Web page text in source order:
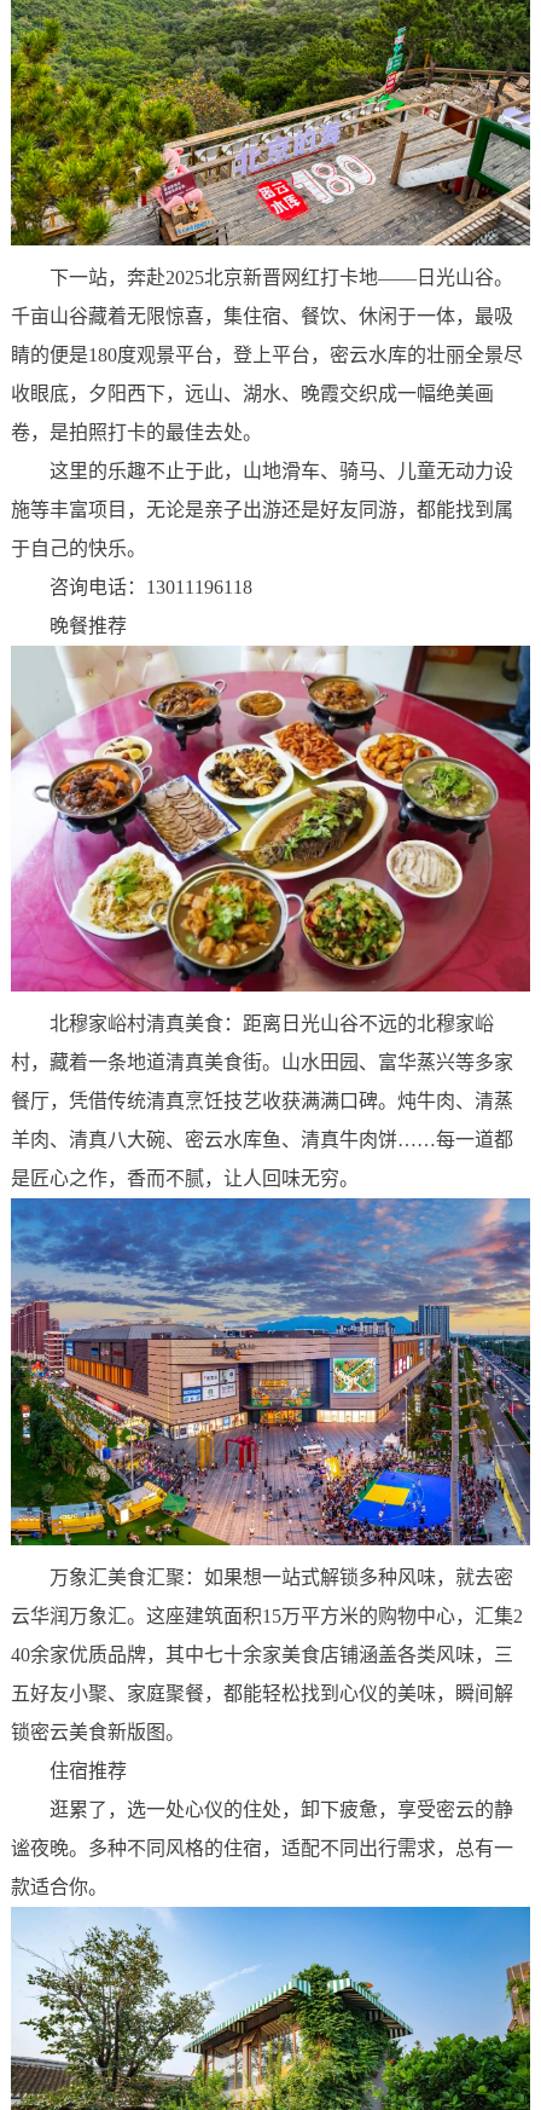
下一站，奔赴2025北京新晋网红打卡地——日光山谷。
千亩山谷藏着无限惊喜，集住宿、餐饮、休闲于一体，最吸
睛的便是180度观景平台，登上平台，密云水库的壮丽全景尽
收眼底，夕阳西下，远山、湖水、晚霞交织成一幅绝美画
卷，是拍照打卡的最佳去处。
这里的乐趣不止于此，山地滑车、骑马、儿童无动力设
施等丰富项目，无论是亲子出游还是好友同游，都能找到属
于自己的快乐。
咨询电话：13011196118
晚餐推荐
北穆家峪村清真美食：距离日光山谷不远的北穆家峪
村，藏着一条地道清真美食街。山水田园、富华蒸兴等多家
餐厅，凭借传统清真烹饪技艺收获满满口碑。炖牛肉、清蒸
羊肉、清真八大碗、密云水库鱼、清真牛肉饼……每一道都
是匠心之作，香而不腻，让人回味无穷。
万象汇美食汇聚：如果想一站式解锁多种风味，就去密
云华润万象汇。这座建筑面积15万平方米的购物中心，汇集2
40余家优质品牌，其中七十余家美食店铺涵盖各类风味，三
五好友小聚、家庭聚餐，都能轻松找到心仪的美味，瞬间解
锁密云美食新版图。
住宿推荐
逛累了，选一处心仪的住处，卸下疲惫，享受密云的静
谧夜晚。多种不同风格的住宿，适配不同出行需求，总有一
款适合你。